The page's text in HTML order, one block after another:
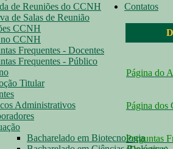
de Reuniões do CCNH
de Salas de Reunião
CCNH
CCNH
Frequentes - Docentes
Frequentes - Público
Titular
Administrativos
Bacharelado em Biotecnologia
Contatos
Página do
Página dos
Perguntas